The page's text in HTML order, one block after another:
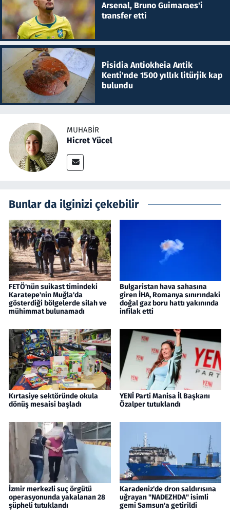
Arsenal, Bruno Guimaraes'i
transfer etti
Pisidia Antiokheia Antik
Kenti'nde 1500 yıllık litürjik kap
bulundu
MUHABIR
Hicret Yücel
Bunlar da ilginizi çekebilir
FETÖ'nün suikast timindeki
Karatepe'nin Muğla'da
gösterdiği bölgelerde silah ve
mühimmat bulunamadı
Bulgaristan hava sahasına
giren İHA, Romanya sınırındaki
doğal gaz boru hattı yakınında
infilak etti
Kırtasiye sektöründe okula
dönüş mesaisi başladı
YENİ Parti Manisa İl Başkanı
Özalper tutuklandı
İzmir merkezli suç örgütü
operasyonunda yakalanan 28
şüpheli tutuklandı
Karadeniz'de dron saldırısına
uğrayan "NADEZHDA" isimli
gemi Samsun'a getirildi